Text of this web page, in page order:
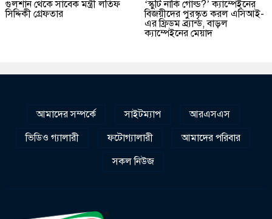
গুলশান থেকে সাবেক মন্ত্রী লতিফ
সিদ্দিকী গ্রেফতার
‘স্কুটি নাকি গোল্ড?’ ক্যাম্পেইনের
বিজয়ীদের পুরস্কৃত করল এসিআই-
এর ফ্রিডম ব্র্যান্ড, বাড়ল
ক্যাম্পেইনের মেয়াদ
আমাদের সম্পর্কে সাইটম্যাপ
আরএসএস
ভিডিও গ্যালারী
ফটোগ্যালারী
আমাদের পরিবার
সকল নিউজ